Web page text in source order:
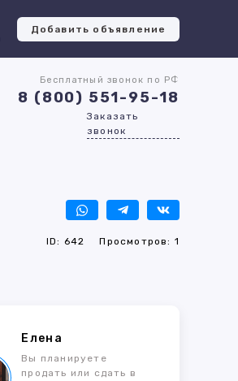
Добавить объявление
Бесплатный звонок по РФ
8 (800) 551-95-18
Заказать
звонок
ID: 642 Просмотров: 1
Елена
Вы планируете
продать или сдать в